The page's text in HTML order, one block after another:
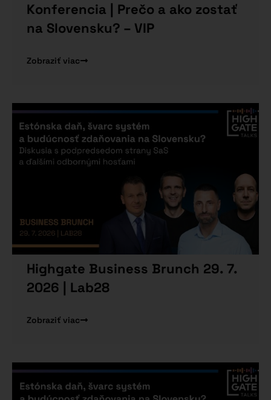
Konferencia | Prečo a ako zostať
na Slovensku? – VIP
Zobraziť viac
Highgate Business Brunch 29. 7.
2026 | Lab28
Zobraziť viac